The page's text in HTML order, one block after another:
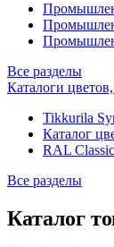
Все разделы
Каталоги
Tikkurila
Каталог
RAL Classic
Все разделы
Каталог